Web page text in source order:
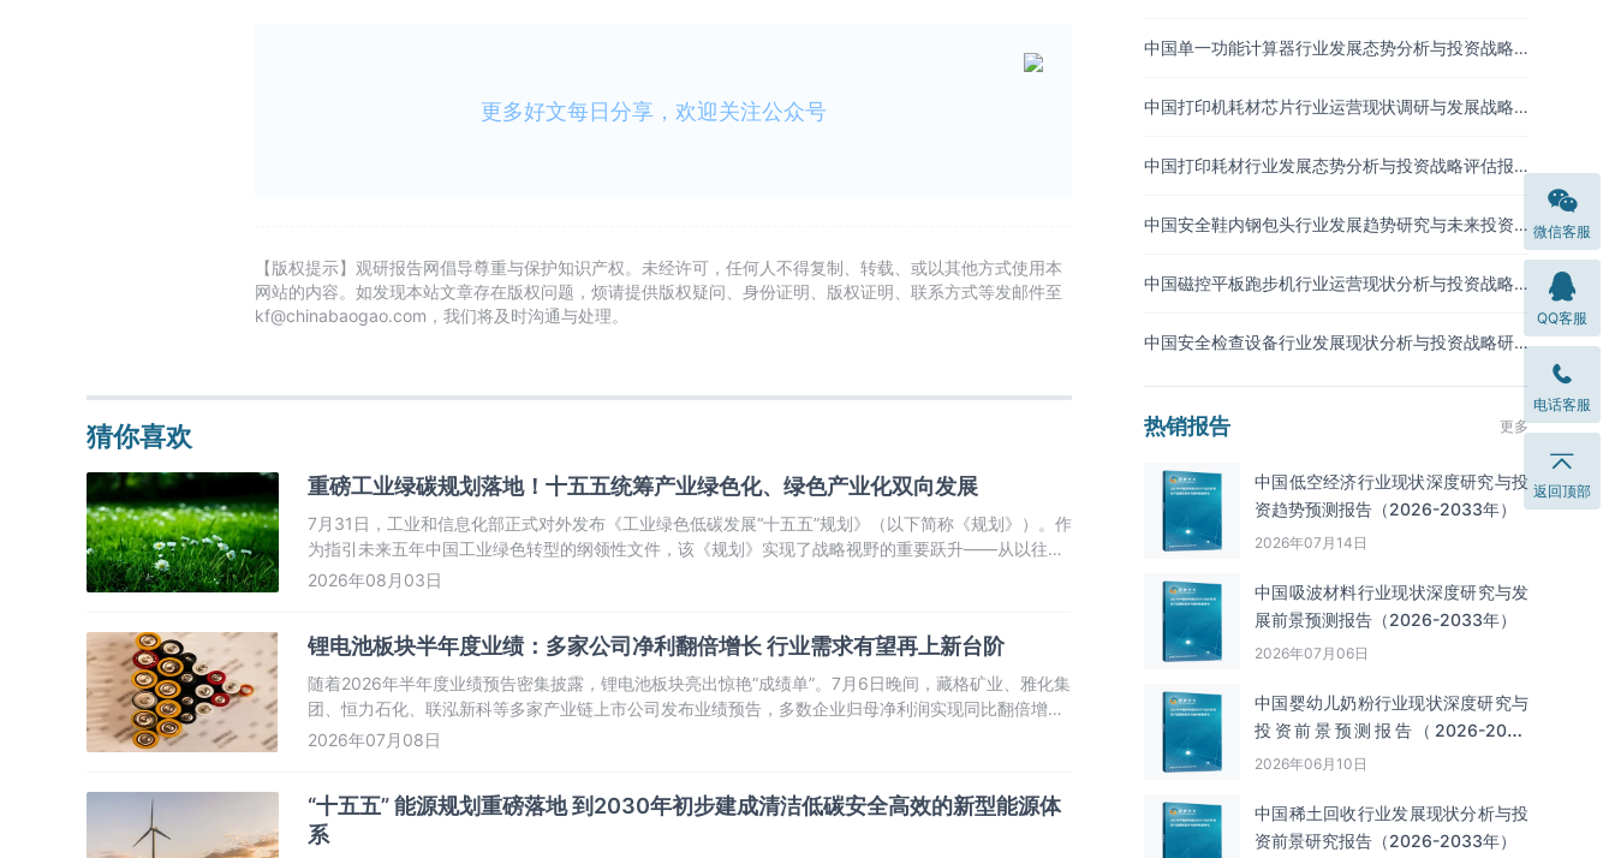
更多好文每日分享，欢迎关注公众号
【版权提示】观研报告网倡导尊重与保护知识产权。未经许可，任何人不得复制、转载、或以其他方式使用本
网站的内容。如发现本站文章存在版权问题，烦请提供版权疑问、身份证明、版权证明、联系方式等发邮件至
kf@chinabaogao.com，我们将及时沟通与处理。
猜你喜欢
重磅工业绿碳规划落地！十五五统筹产业绿色化、绿色产业化双向发展
7月31日，工业和信息化部正式对外发布《工业绿色低碳发展“十五五”规划》（以下简称《规划》）。作
为指引未来五年中国工业绿色转型的纲领性文件，该《规划》实现了战略视野的重要跃升——从以往侧
重于工业自身生产过程的绿色低碳化，拓展至更加注重工业体系对全社会绿色转型的整体支撑作用，明
2026年08月03日
锂电池板块半年度业绩：多家公司净利翻倍增长 行业需求有望再上新台阶
随着2026年半年度业绩预告密集披露，锂电池板块亮出惊艳“成绩单”。7月6日晚间，藏格矿业、雅化集
团、恒力石化、联泓新科等多家产业链上市公司发布业绩预告，多数企业归母净利润实现同比翻倍增
长，折射出锂电池产业强劲的景气上行周期。
2026年07月08日
“十五五” 能源规划重磅落地 到2030年初步建成清洁低碳安全高效的新型能源体
系
中国单一功能计算器行业发展态势分析与投资战略
中国打印机耗材芯片行业运营现状调研与发展战略
中国打印耗材行业发展态势分析与投资战略评估报
中国安全鞋内钢包头行业发展趋势研究与未来投资
中国磁控平板跑步机行业运营现状分析与投资战略
中国安全检查设备行业发展现状分析与投资战略研
热销报告 更多
中国低空经济行业现状深度研究与投
资趋势预测报告（2026-2033年）
2026年07月14日
中国吸波材料‌‌‌行业现状深度研究与发
展前景预测报告（2026-2033年）
2026年07月06日
中国婴幼儿奶粉行业现状深度研究与
投资前景预测报告（2026-2033
年）
2026年06月10日
中国‌‌稀土回收‌‌行业发展现状分析与投
资前景研究报告（2026-2033年）
微信客服
QQ客服
电话客服
返回顶部